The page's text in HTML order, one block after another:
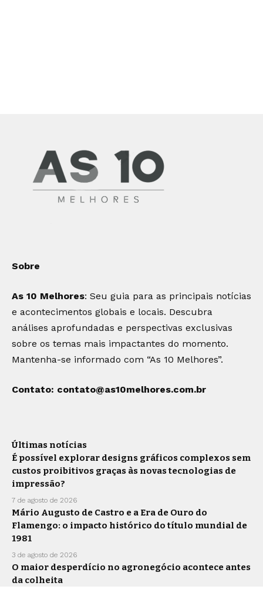
Sobre
As 10 Melhores: Seu guia para as principais notícias
e acontecimentos globais e locais. Descubra
análises aprofundadas e perspectivas exclusivas
sobre os temas mais impactantes do momento.
Mantenha-se informado com “As 10 Melhores”.
Contato: contato@as10melhores.com.br
Últimas notícias
É possível explorar designs gráficos complexos sem
custos proibitivos graças às novas tecnologias de
impressão?
7 de agosto de 2026
Mário Augusto de Castro e a Era de Ouro do
Flamengo: o impacto histórico do título mundial de
1981
3 de agosto de 2026
O maior desperdício no agronegócio acontece antes
da colheita